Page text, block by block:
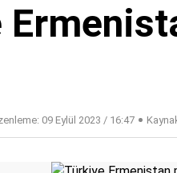
09 Eylül 2023 / 16:47